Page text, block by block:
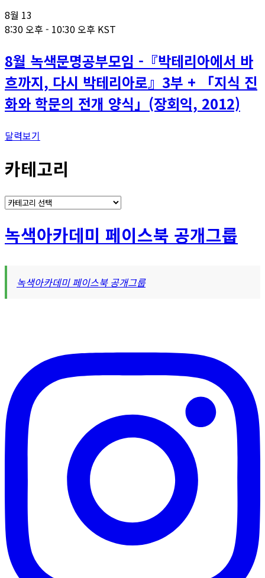
8월 13
8:30 오후 - 10:30 오후 KST
8월 녹색문명공부모임 -『박테리아에서 바
흐까지, 다시 박테리아로』3부 + 「지식 진
화와 학문의 전개 양식」(장회익, 2012)
달력보기
카테고리
카
고
리
녹색아카데미 페이스북 공개그룹
녹색아카데미 페이스북 공개그룹